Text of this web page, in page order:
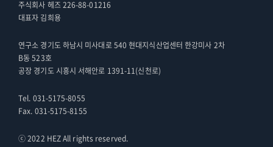
주식회사 헤즈 226-88-01216
대표자 김희용
연구소 경기도 하남시 미사대로 540 현대지식산업센터 한강미사 2차
B동 523호
공장 경기도 시흥시 서해안로 1391-11(신천로)
Tel. 031-5175-8055
Fax. 031-5175-8155
ⓒ 2022 HEZ All rights reserved.